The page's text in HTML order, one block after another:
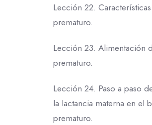
Lección 22.
prematuro.
Lección 23. Alimentación
prematuro.
Lección 24. Paso a paso
la lactancia materna en el
prematuro.